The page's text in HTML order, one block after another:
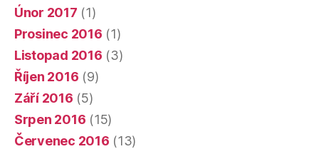
Únor 2017 (1)
Prosinec 2016 (1)
Listopad 2016 (3)
Říjen 2016 (9)
Září 2016 (5)
Srpen 2016 (15)
Červenec 2016 (13)